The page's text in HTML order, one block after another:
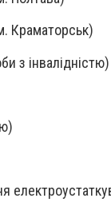
Краматорськ)
з інвалідністю)